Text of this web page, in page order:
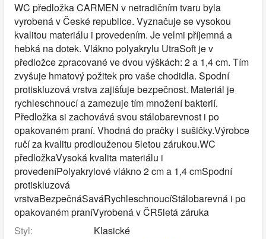
WC předložka CARMEN v netradičním tvaru byla
vyrobená v České republice. Vyznačuje se vysokou
kvalitou materiálu i provedením. Je velmi příjemná a
hebká na dotek. Vlákno polyakrylu UtraSoft je v
předložce zpracované ve dvou výškách: 2 a 1,4 cm. Tím
zvyšuje hmatový požitek pro vaše chodidla. Spodní
protiskluzová vrstva zajišťuje bezpečnost. Materiál je
rychleschnoucí a zamezuje tím množení bakterií.
Předložka si zachovává svou stálobarevnost i po
opakovaném praní. Vhodná do pračky i sušičky.Výrobce
ručí za kvalitu prodlouženou 5letou zárukou.WC
předložkaVysoká kvalita materiálu i
provedeníPolyakrylové vlákno 2 cm a 1,4 cmSpodní
protiskluzová
vrstvaBezpečnáSaváRychleschnoucíStálobarevná i po
opakovaném praníVyrobená v ČR5letá záruka
Styl:
Klasické